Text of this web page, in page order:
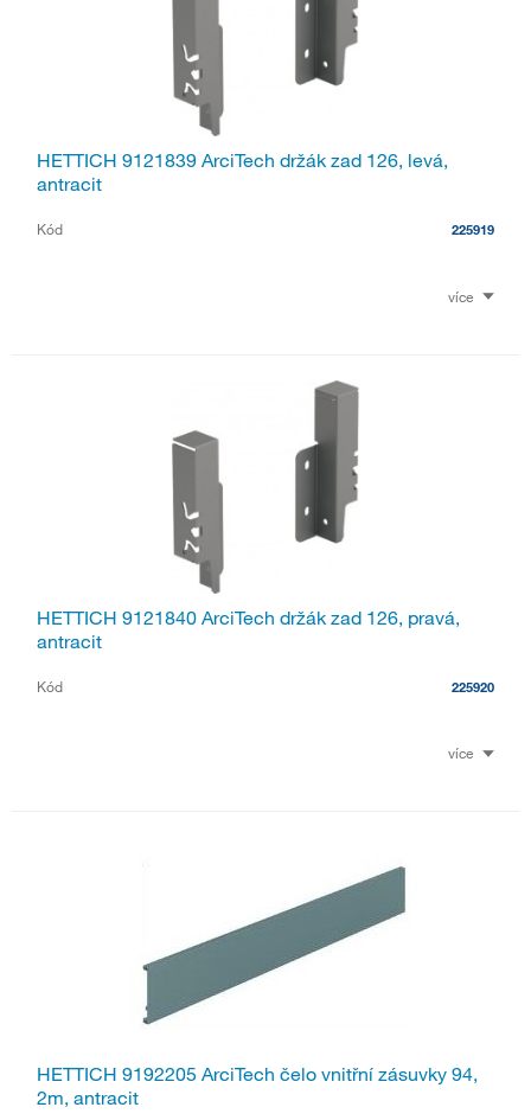
HETTICH 9121839 ArciTech držák zad 126, levá,
antracit
Kód 225919
více
HETTICH 9121840 ArciTech držák zad 126, pravá,
antracit
Kód 225920
více
HETTICH 9192205 ArciTech čelo vnitřní zásuvky 94,
2m, antracit